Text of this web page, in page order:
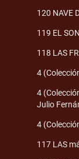
120 NAVE
119 EL
118 LAS
4
4
Julio
4
117 LAS